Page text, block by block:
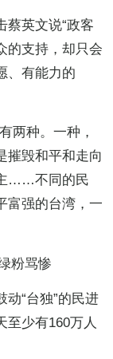
蔡英文说“政客
的支持，却只会
、有能力的
两种。一种，
摧毁和平和走向
……不同的民
富强的台湾，一
“台独”的民进
至少有160万人